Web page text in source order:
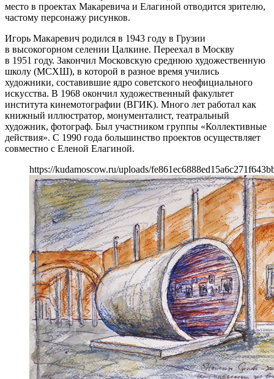
место в проектах Макаревича и Елагиной отводится зрителю,
частому персонажу рисунков.
Игорь Макаревич родился в 1943 году в Грузии
в высокогорном селении Цалкине. Переехал в Москву
в 1951 году. Закончил Московскую среднюю художественную
школу (МСХШ), в которой в разное время учились
художники, составившие ядро советского неофициального
искусства. В 1968 окончил художественный факультет
института кинемотографии (ВГИК). Много лет работал как
книжный иллюстратор, монументалист, театральный
художник, фотограф. Был участником группы «Коллективные
действия». С 1990 года большинство проектов осуществляет
совместно с Еленой Елагиной.
https://kudamoscow.ru/uploads/